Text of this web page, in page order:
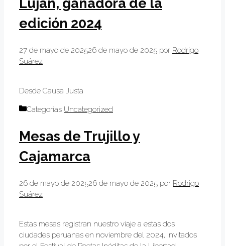
Luján, ganadora de la
edición 2024
27 de mayo de 202526 de mayo de 2025 por Rodrigo
Suárez
Desde Causa Justa
Categorías Uncategorized
Mesas de Trujillo y
Cajamarca
26 de mayo de 202526 de mayo de 2025 por Rodrigo
Suárez
Estas mesas registran nuestro viaje a estas dos
ciudades peruanas en noviembre del 2024, invitados